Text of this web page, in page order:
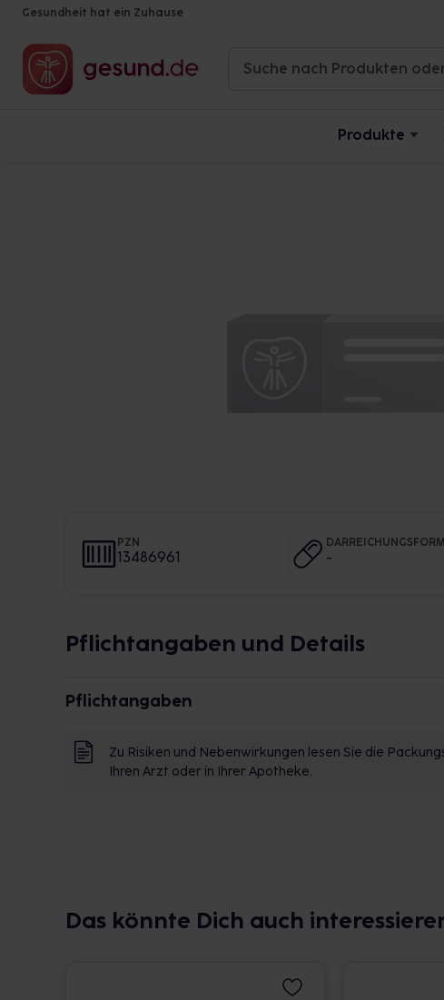
Gesundheit hat ein Zuhause
Produkte
PZN
13486961
DARREICHUNGSFORM
-
Pflichtangaben und Details
Pflichtangaben
Zu Risiken und Nebenwirkungen lesen Sie die
Ihren Arzt oder in Ihrer Apotheke.
Das könnte Dich auch